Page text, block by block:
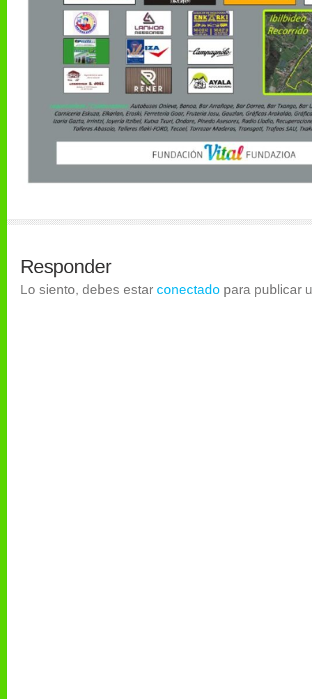
Responder
Lo siento, debes estar conectado para publicar